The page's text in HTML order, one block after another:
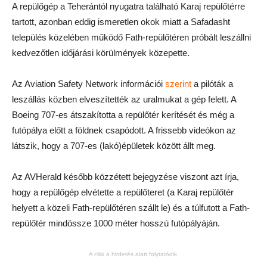
A repülőgép a Teherántól nyugatra található Karaj repülőtérre
tartott, azonban eddig ismeretlen okok miatt a Safadasht
település közelében működő Fath-repülőtéren próbált leszállni
kedvezőtlen időjárási körülmények közepette.
Az Aviation Safety Network információi szerint a pilóták a
leszállás közben elveszítették az uralmukat a gép felett. A
Boeing 707-es átszakította a repülőtér kerítését és még a
futópálya előtt a földnek csapódott. A frissebb videókon az
látszik, hogy a 707-es (lakó)épületek között állt meg.
Az AVHerald később közzétett bejegyzése viszont azt írja,
hogy a repülőgép elvétette a repülőteret (a Karaj repülőtér
helyett a közeli Fath-repülőtéren szállt le) és a túlfutott a Fath-
repülőtér mindössze 1000 méter hosszú futópályáján.
A cikk a hirdetés alatt folytatódik.